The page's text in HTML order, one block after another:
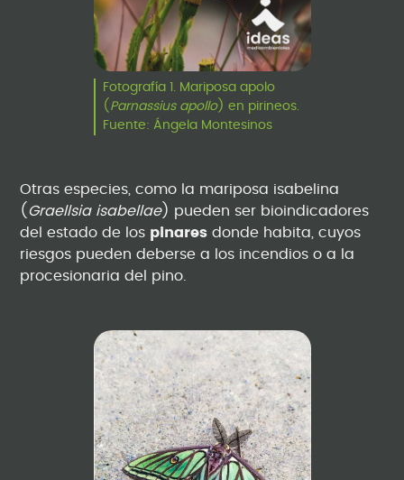
Fotografía 1. Mariposa apolo
( Parnassius apollo) en pirineos.
Fuente: Ángela Montesinos
Otras especies, como la mariposa isabelina
( Graellsia isabellae) pueden ser bioindicadores
del estado de los pinares donde habita, cuyos
riesgos pueden deberse a los incendios o a la
procesionaria del pino.